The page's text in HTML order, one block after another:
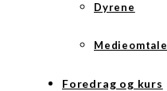
Dyrene
Medieomtale
Foredrag og kurs